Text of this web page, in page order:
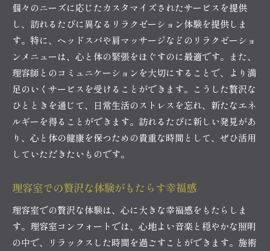
個々のニーズに応じたカスタマイズされたサービスを提供
し、訪れるたびに異なるリラクゼーション体験を提供しま
す。特に、ヘッドスパや肩マッサージなどのリラクゼーショ
ンメニューは、心と体の緊張をほぐすのに最適です。また、
理容師とのコミュニケーションを大切にすることで、より満
足のいくサービスを受けることができます。こうした贅沢な
ひとときを通じて、日常生活のストレスを忘れ、新たなエネ
ルギーを得ることができます。訪れるたびに新しい発見があ
り、心と体の健康を保つための貴重な時間として、ぜひ活用
していただきたいものです。
理容室での贅沢な体験がもたらす幸福感
理容室での贅沢な体験は、心に大きな幸福感をもたらしま
す。理容室コンフォートでは、心地よい音楽と穏やかな照明
の中で、リラックスした時間を過ごすことができます。施術